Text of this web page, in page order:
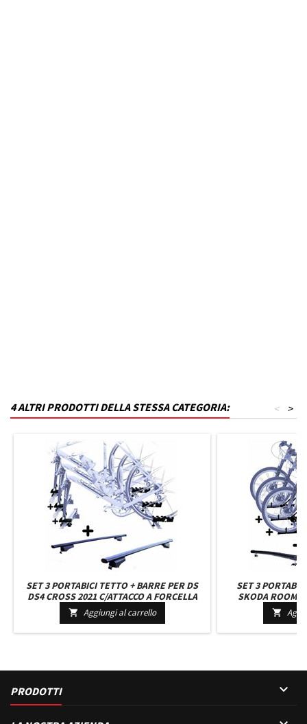
4 ALTRI PRODOTTI DELLA STESSA CATEGORIA: >
<
SET 3 PORTABICI TETTO + BARRE PER DS
DS4 CROSS 2021 C/ATTACCO A FORCELLA
UNIVERSALI BARRE 127 CM + KIT ATTACCHI
MONTAGGIO FACILE
 Aggiungi al carrello
SET 3
SKODA
COMPATTI C/
ATTACCHI

PRODOTTI 